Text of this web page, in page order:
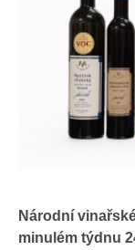
Národní
minulém týdnu